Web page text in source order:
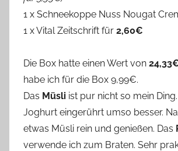
1 x Schneekoppe Nuss Nougat
1 x Vital Zeitschrift für 2,60€
Die Box hatte einen Wert von
habe ich für die Box 9,99€.
Das Müsli ist pur nicht so mein
Joghurt eingerührt umso besser.
etwas Müsli rein und genießen. Das
verwende ich zum Braten. Sehr